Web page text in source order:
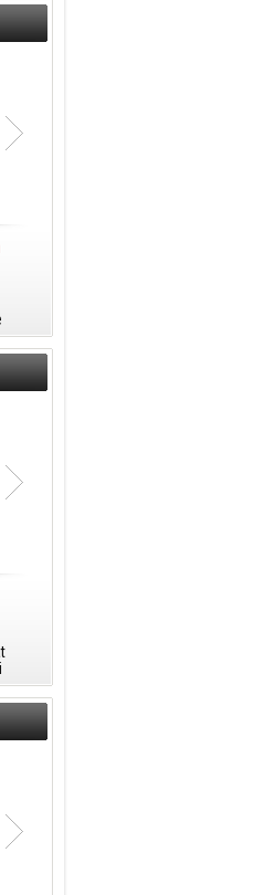
hidrojen teknolojileri alanında yenilikçi
projelere öncülük ediyor.
birbirinden renkli etkinliklerle devam